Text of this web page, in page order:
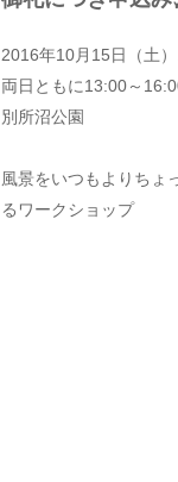
2016年10月15日（土）
両日ともに13:00～
別所沼公園
風景をいつもよりちょ
るワークショップ